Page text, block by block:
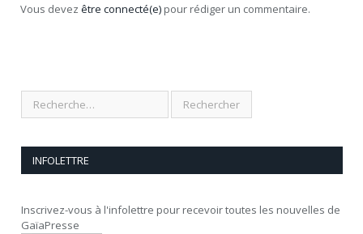
Vous devez être connecté(e) pour rédiger un commentaire.
INFOLETTRE
Inscrivez-vous à l'infolettre pour recevoir toutes les nouvelles de
GaïaPresse